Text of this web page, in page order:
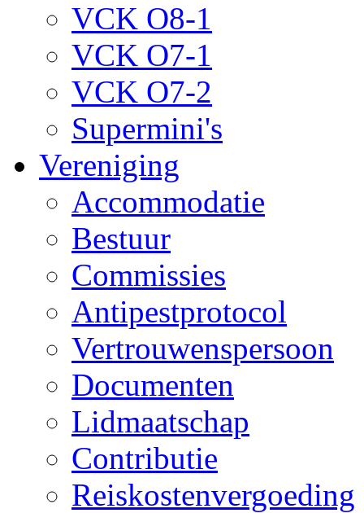
VCK O8-1
VCK O7-1
VCK O7-2
Supermini's
Vereniging
Accommodatie
Bestuur
Commissies
Antipestprotocol
Vertrouwenspersoon
Documenten
Lidmaatschap
Contributie
Reiskostenvergoeding